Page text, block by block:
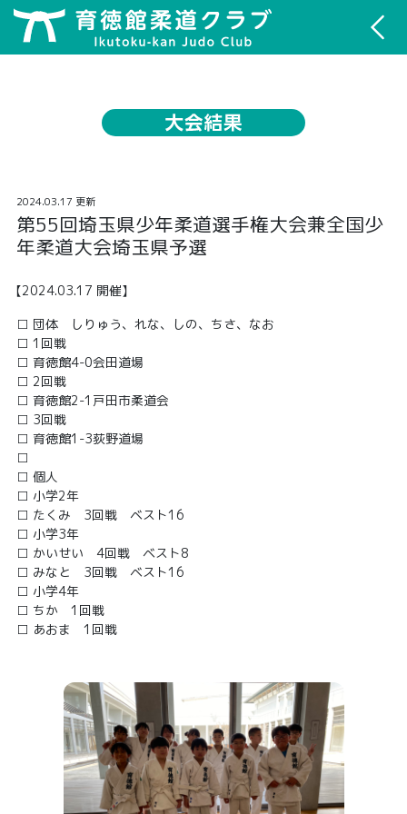
2024.03.17 更新
第55回埼玉県少年柔道選手権大会兼全国少
年柔道大会埼玉県予選
【2024.03.17 開催】
団体 しりゅう、れな、しの、ちさ、なお
1回戦
育徳館4-0会田道場
2回戦
育徳館2-1戸田市柔道会
3回戦
育徳館1-3荻野道場
個人
小学2年
たくみ 3回戦 ベスト16
小学3年
かいせい 4回戦 ベスト8
みなと 3回戦 ベスト16
小学4年
ちか 1回戦
あおま 1回戦